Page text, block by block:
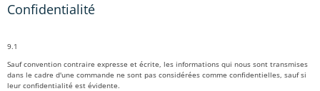
Confidentialité
9.1
Sauf convention contraire expresse et écrite, les informations qui nous sont transmises
dans le cadre d'une commande ne sont pas considérées comme confidentielles, sauf si
leur confidentialité est évidente.